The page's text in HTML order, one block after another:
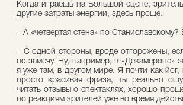
Когда играешь на Большой сцене,
другие затраты энергии, здесь проще.
– А «четвертая стена» по
– С одной стороны, вроде отгорожены,
не замечу. Ну, например, в «Декамероне»
я уже там, в другом мире. Я почти как
просто красивая фраза, ты реально
читать отзывы о спектаклях, хорошо
по реакциям зрителей уже во время